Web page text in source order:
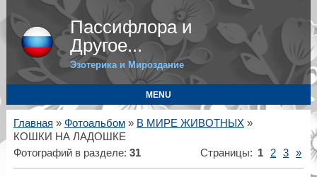
Пассифлора и
Другое...
Эзотерика и Мироздание
MENU
Главная » Фотоальбом» В МИРЕ ЖИВОТНЫХ»
КОШКИ НА ЛАДОШКЕ
Фотографий в разделе: 31 Страницы: 1 2 3 »